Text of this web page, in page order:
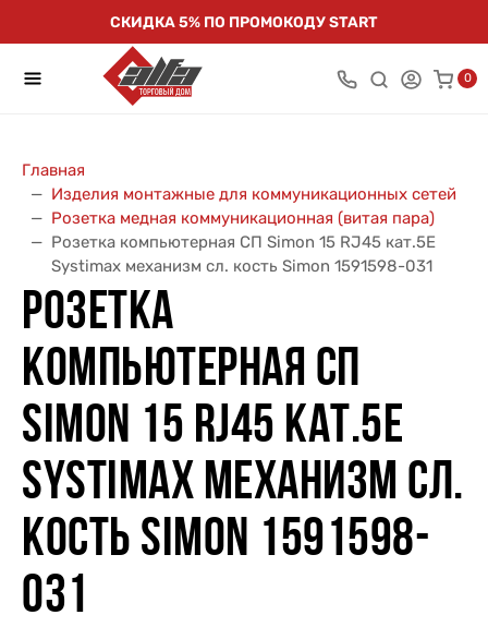
СКИДКА 5% ПО ПРОМОКОДУ START
0
Главная
Изделия монтажные для коммуникационных сетей
Розетка медная коммуникационная (витая пара)
Розетка компьютерная СП Simon 15 RJ45 кат.5E
Systimax механизм сл. кость Simon 1591598-031
РОЗЕТКА
КОМПЬЮТЕРНАЯ СП
SIMON 15 RJ45 КАТ.5E
SYSTIMAX МЕХАНИЗМ СЛ.
КОСТЬ SIMON 1591598-
031